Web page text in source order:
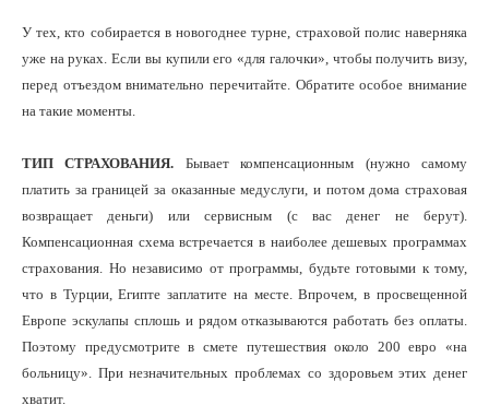
У тех, кто собирается в новогоднее турне, страховой полис наверняка
уже на руках. Если вы купили его «для галочки», чтобы получить визу,
перед отъездом внимательно перечитайте. Обратите особое внимание
на такие моменты.
ТИП СТРАХОВАНИЯ. Бывает компенсационным (нужно самому
платить за границей за оказанные медуслуги, и потом дома страховая
возвращает деньги) или сервисным (с вас денег не берут).
Компенсационная схема встречается в наиболее дешевых программах
страхования. Но независимо от программы, будьте готовыми к тому,
что в Турции, Египте заплатите на месте. Впрочем, в просвещенной
Европе эскулапы сплошь и рядом отказываются работать без оплаты.
Поэтому предусмотрите в смете путешествия около 200 евро «на
больницу». При незначительных проблемах со здоровьем этих денег
хватит.